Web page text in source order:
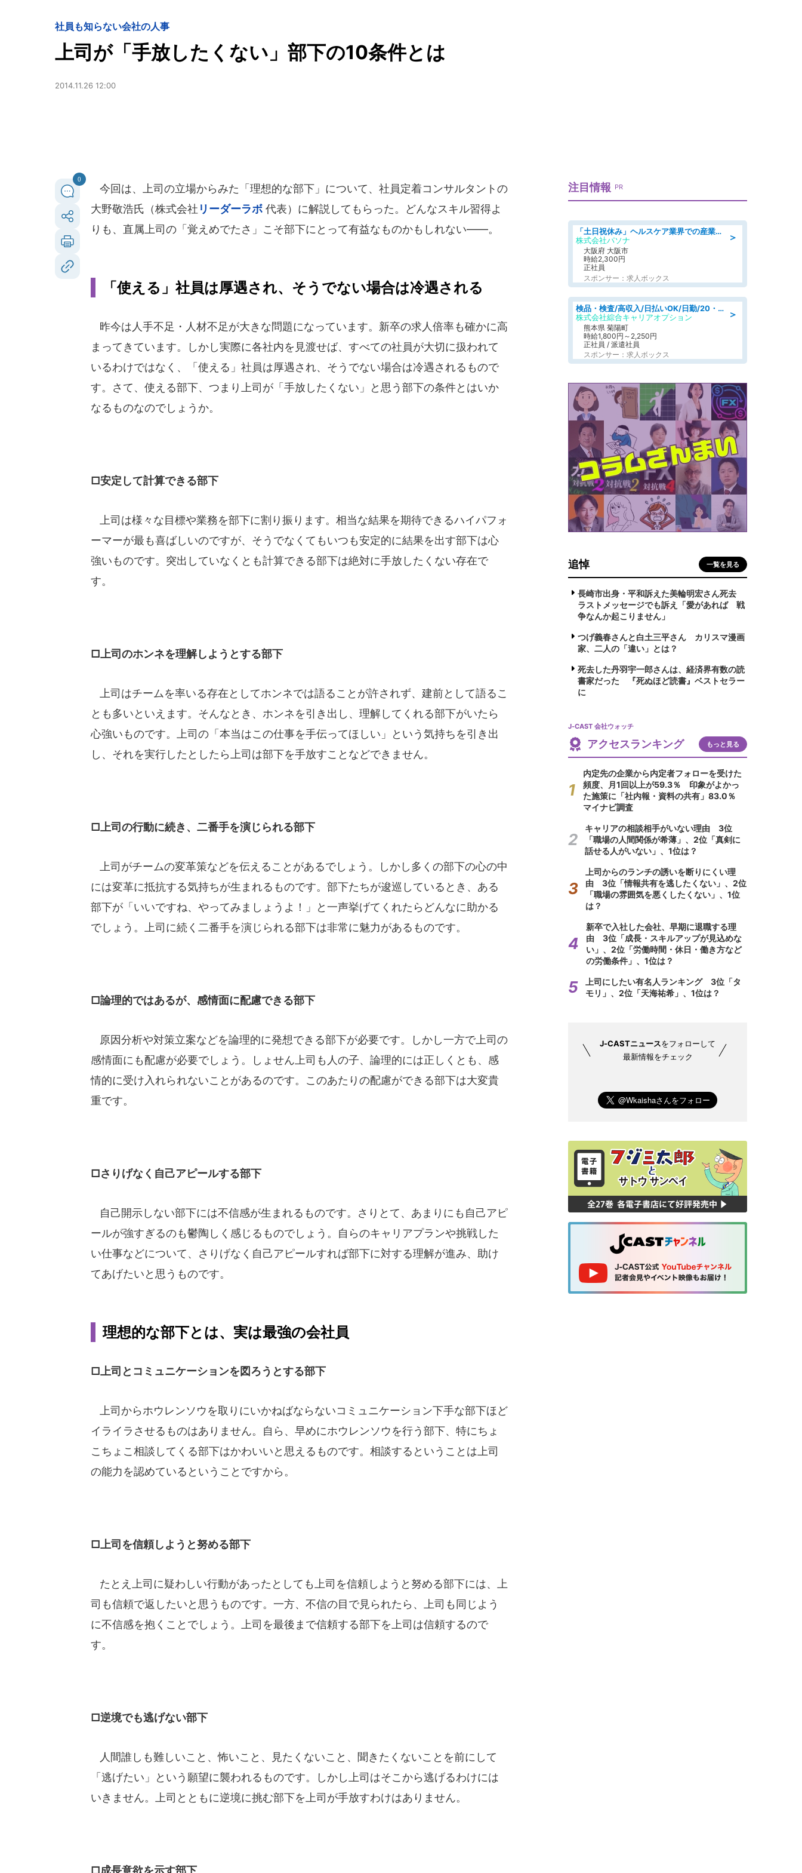
社員も知らない会社の人事
上司が「手放したくない」部下の10条件とは
2014.11.26 12:00
0
今回は、上司の立場からみた「理想的な部下」について、社員定着コンサルタントの
大野敬浩氏（株式会社 リーダーラボ 代表）に解説してもらった。どんなスキル習得よ
りも、直属上司の「覚えめでたさ」こそ部下にとって有益なものかもしれない――。
「使える」社員は厚遇され、そうでない場合は冷遇される
昨今は人手不足・人材不足が大きな問題になっています。新卒の求人倍率も確かに高
まってきています。しかし実際に各社内を見渡せば、すべての社員が大切に扱われて
いるわけではなく、「使える」社員は厚遇され、そうでない場合は冷遇されるもので
す。さて、使える部下、つまり上司が「手放したくない」と思う部下の条件とはいか
なるものなのでしょうか。
□安定して計算できる部下
上司は様々な目標や業務を部下に割り振ります。相当な結果を期待できるハイパフォ
ーマーが最も喜ばしいのですが、そうでなくてもいつも安定的に結果を出す部下は心
強いものです。突出していなくとも計算できる部下は絶対に手放したくない存在で
す。
□上司のホンネを理解しようとする部下
上司はチームを率いる存在としてホンネでは語ることが許されず、建前として語るこ
とも多いといえます。そんなとき、ホンネを引き出し、理解してくれる部下がいたら
心強いものです。上司の「本当はこの仕事を手伝ってほしい」という気持ちを引き出
し、それを実行したとしたら上司は部下を手放すことなどできません。
□上司の行動に続き、二番手を演じられる部下
上司がチームの変革策などを伝えることがあるでしょう。しかし多くの部下の心の中
には変革に抵抗する気持ちが生まれるものです。部下たちが逡巡しているとき、ある
部下が「いいですね、やってみましょうよ！」と一声挙げてくれたらどんなに助かる
でしょう。上司に続く二番手を演じられる部下は非常に魅力があるものです。
□論理的ではあるが、感情面に配慮できる部下
原因分析や対策立案などを論理的に発想できる部下が必要です。しかし一方で上司の
感情面にも配慮が必要でしょう。しょせん上司も人の子、論理的には正しくとも、感
情的に受け入れられないことがあるのです。このあたりの配慮ができる部下は大変貴
重です。
□さりげなく自己アピールする部下
自己開示しない部下には不信感が生まれるものです。さりとて、あまりにも自己アピ
ールが強すぎるのも鬱陶しく感じるものでしょう。自らのキャリアプランや挑戦した
い仕事などについて、さりげなく自己アピールすれば部下に対する理解が進み、助け
てあげたいと思うものです。
理想的な部下とは、実は最強の会社員
□上司とコミュニケーションを図ろうとする部下
上司からホウレンソウを取りにいかねばならないコミュニケーション下手な部下ほど
イライラさせるものはありません。自ら、早めにホウレンソウを行う部下、特にちょ
こちょこ相談してくる部下はかわいいと思えるものです。相談するということは上司
の能力を認めているということですから。
□上司を信頼しようと努める部下
たとえ上司に疑わしい行動があったとしても上司を信頼しようと努める部下には、上
司も信頼で返したいと思うものです。一方、不信の目で見られたら、上司も同じよう
に不信感を抱くことでしょう。上司を最後まで信頼する部下を上司は信頼するので
す。
□逆境でも逃げない部下
人間誰しも難しいこと、怖いこと、見たくないこと、聞きたくないことを前にして
「逃げたい」という願望に襲われるものです。しかし上司はそこから逃げるわけには
いきません。上司とともに逆境に挑む部下を上司が手放すわけはありません。
□成長意欲を示す部下
注目情報 PR
＞
「土日祝休み」ヘルスケア業界での産業保健師業務/看護師/高時給/要資格:正看護師
株式会社パソナ
大阪府 大阪市
時給2,300円
正社員
スポンサー：求人ボックス
＞
検品・検査/高収入/日払いOK/日勤/20・30・40代活躍中/製造 工場
株式会社綜合キャリアオプション
熊本県 菊陽町
時給1,800円～2,250円
正社員 / 派遣社員
スポンサー：求人ボックス
追悼 一覧を見る
長崎市出身・平和訴えた美輪明宏さん死去
ラストメッセージでも訴え「愛があれば 戦
争なんか起こりません」
つげ義春さんと白土三平さん カリスマ漫画
家、二人の「違い」とは？
死去した丹羽宇一郎さんは、経済界有数の読
書家だった 『死ぬほど読書』ベストセラー
に
J-CAST 会社ウォッチ
アクセスランキング もっと見る
内定先の企業から内定者フォローを受けた
頻度、月1回以上が59.3％ 印象がよかっ
た施策に「社内報・資料の共有」83.0％
マイナビ調査
キャリアの相談相手がいない理由 3位
「職場の人間関係が希薄」、2位「真剣に
話せる人がいない」、1位は？
上司からのランチの誘いを断りにくい理
由 3位「情報共有を逃したくない」、2位
「職場の雰囲気を悪くしたくない」、1位
は？
新卒で入社した会社、早期に退職する理
由 3位「成長・スキルアップが見込めな
い」、2位「労働時間・休日・働き方など
の労働条件」、1位は？
上司にしたい有名人ランキング 3位「タ
モリ」、2位「天海祐希」、1位は？
J-CASTニュースをフォローして
最新情報をチェック